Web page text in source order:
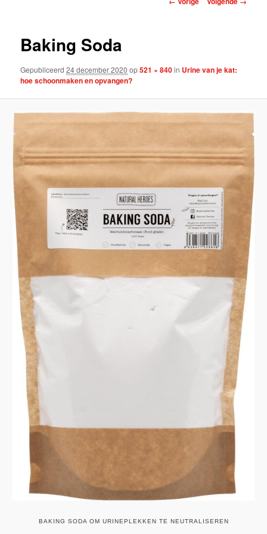
Baking Soda
Gepubliceerd24 december 2020 op521 × 840in Urine van je kat:
hoe schoonmaken en opvangen?
BAKING SODA OM URINEPLEKKEN TE NEUTRALISEREN